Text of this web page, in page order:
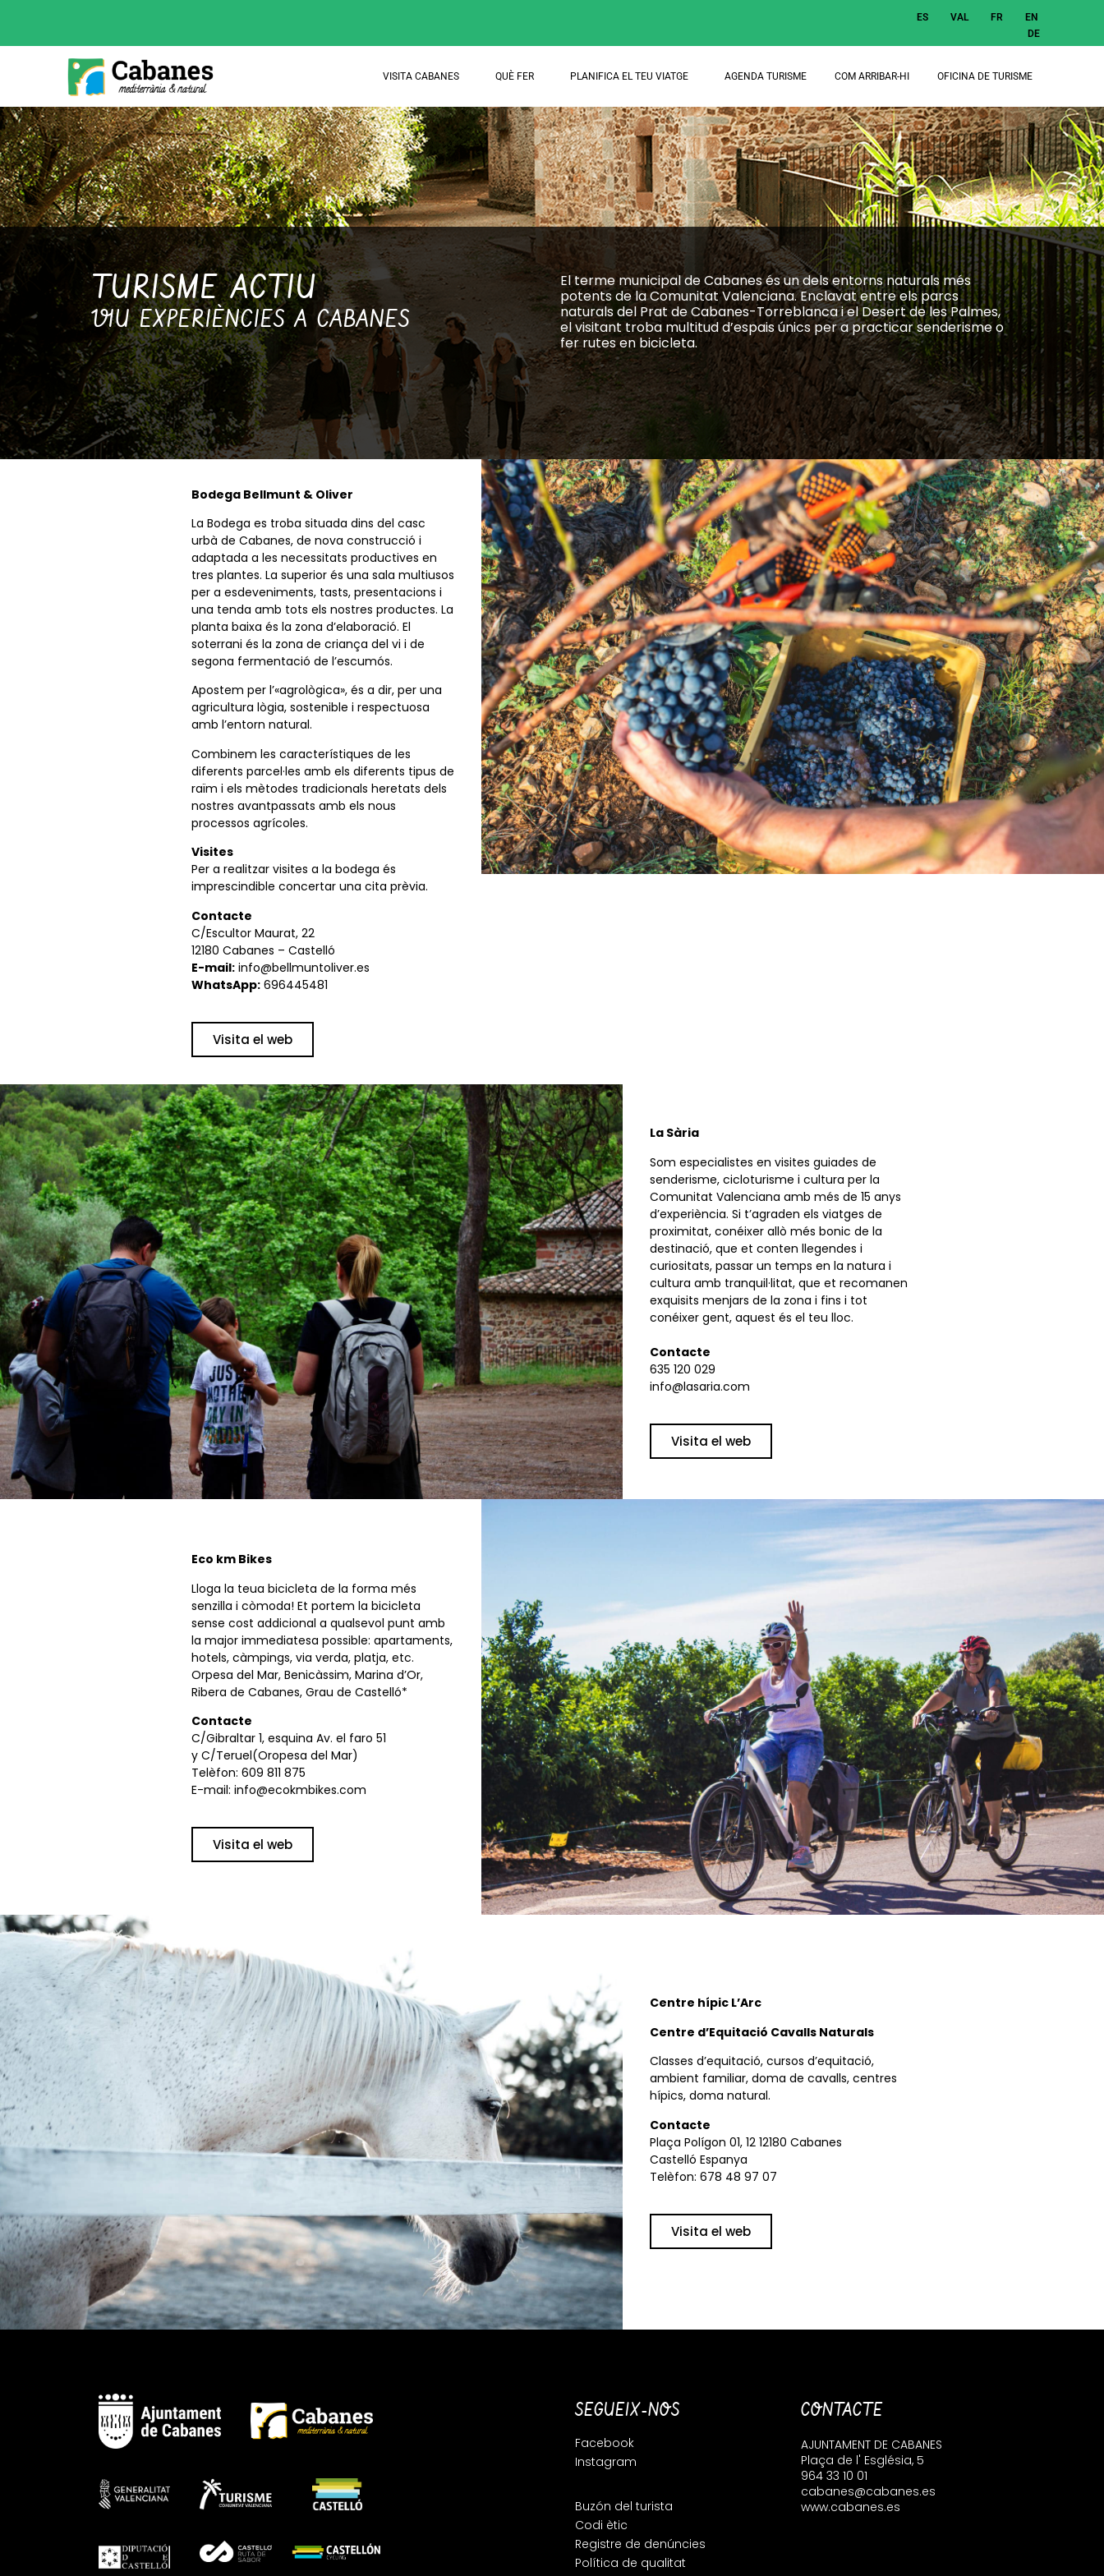
ES VAL FR
EN
DE
VISITA CABANES QUÈ FER PLANIFICA EL TEU VIATGE AGENDA TURISME COM ARRIBAR-HI OFICINA DE TURISME
TURISME ACTIU
VIU EXPERIÈNCIES A CABANES
El terme municipal de Cabanes és un dels entorns naturals més
potents de la Comunitat Valenciana. Enclavat entre els parcs
naturals del Prat de Cabanes-Torreblanca i el Desert de les Palmes,
el visitant troba multitud d’espais únics per a practicar senderisme o
fer rutes en bicicleta.
Bodega Bellmunt & Oliver
La Bodega es troba situada dins del casc
urbà de Cabanes, de nova construcció i
adaptada a les necessitats productives en
tres plantes. La superior és una sala multiusos
per a esdeveniments, tasts, presentacions i
una tenda amb tots els nostres productes. La
planta baixa és la zona d’elaboració. El
soterrani és la zona de criança del vi i de
segona fermentació de l’escumós.
Apostem per l’«agrològica», és a dir, per una
agricultura lògia, sostenible i respectuosa
amb l’entorn natural.
Combinem les característiques de les
diferents parcel·les amb els diferents tipus de
raïm i els mètodes tradicionals heretats dels
nostres avantpassats amb els nous
processos agrícoles.
Visites
Per a realitzar visites a la bodega és
imprescindible concertar una cita prèvia.
Contacte
C/Escultor Maurat, 22
12180 Cabanes – Castelló
E-mail: info@bellmuntoliver.es
WhatsApp: 696445481
Visita el web
La Sària
Som especialistes en visites guiades de
senderisme, cicloturisme i cultura per la
Comunitat Valenciana amb més de 15 anys
d’experiència. Si t’agraden els viatges de
proximitat, conéixer allò més bonic de la
destinació, que et conten llegendes i
curiositats, passar un temps en la natura i
cultura amb tranquil·litat, que et recomanen
exquisits menjars de la zona i fins i tot
conéixer gent, aquest és el teu lloc.
Contacte
635 120 029
info@lasaria.com
Visita el web
Eco km Bikes
Lloga la teua bicicleta de la forma més
senzilla i còmoda! Et portem la bicicleta
sense cost addicional a qualsevol punt amb
la major immediatesa possible: apartaments,
hotels, càmpings, via verda, platja, etc.
Orpesa del Mar, Benicàssim, Marina d’Or,
Ribera de Cabanes, Grau de Castelló*
Contacte
C/Gibraltar 1, esquina Av. el faro 51
y C/Teruel(Oropesa del Mar)
Telèfon: 609 811 875
E-mail: info@ecokmbikes.com
Visita el web
Centre hípic L’Arc
Centre d’Equitació Cavalls Naturals
Classes d’equitació, cursos d’equitació,
ambient familiar, doma de cavalls, centres
hípics, doma natural.
Contacte
Plaça Polígon 01, 12 12180 Cabanes
Castelló Espanya
Telèfon: 678 48 97 07
Visita el web
SEGUEIX-NOS
Facebook
Instagram
Buzón del turista
Codi ètic
Registre de denúncies
Política de qualitat
CONTACTE
AJUNTAMENT DE CABANES
Plaça de l' Església, 5
964 33 10 01
cabanes@cabanes.es
www.cabanes.es